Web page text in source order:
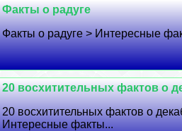
Факты о радуге
Факты о радуге > Интересные
20 восхитительных фактов о
20 восхитительных фактов о
Интересные факты...